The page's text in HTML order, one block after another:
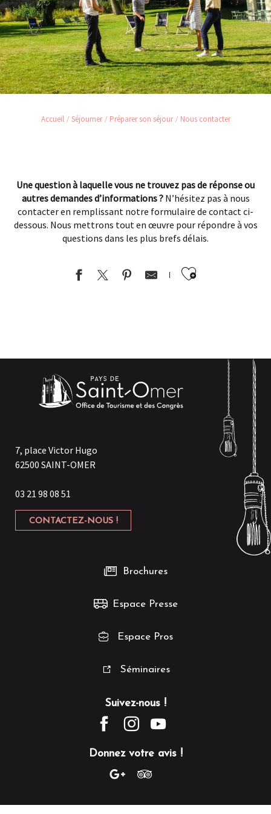
Accueil Séjourner Préparer son séjour Nous contacter
Une question à laquelle vous ne trouvez pas de réponse ou
autres demandes d’informations ?N’hésitez pas à nous
contacter en remplissant notre formulaire de contact ci-
dessous. Nous mettrons tout en œuvre pour répondre à vos
questions dans les plus brefs délais.
Ajouter
7, place Victor Hugo
62500 SAINT-OMER
03 21 98 08 51
CONTACTEZ-NOUS !
Suivez-nous !
Donnez votre avis !
Brochures
Espace Presse
Espace Pros
Séminaires